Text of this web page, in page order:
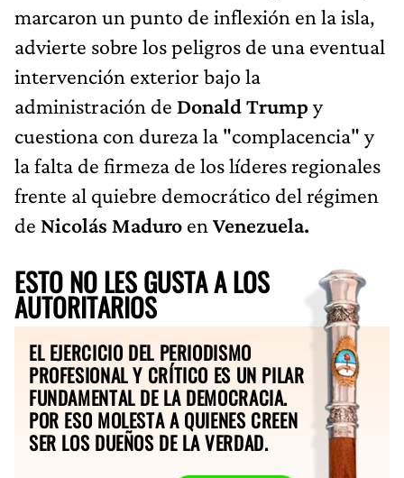
marcaron un punto de inflexión en la isla,
advierte sobre los peligros de una eventual
intervención exterior bajo la
administración de Donald Trump y
cuestiona con dureza la "complacencia" y
la falta de firmeza de los líderes regionales
frente al quiebre democrático del régimen
de Nicolás Maduro en Venezuela.
ESTO NO LES GUSTA A LOS
AUTORITARIOS
EL EJERCICIO DEL PERIODISMO
PROFESIONAL Y CRÍTICO ES UN PILAR
FUNDAMENTAL DE LA DEMOCRACIA.
POR ESO MOLESTA A QUIENES CREEN
SER LOS DUEÑOS DE LA VERDAD.